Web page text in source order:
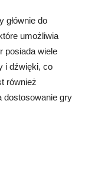
głównie do
umożliwia
posiada wiele
i dźwięki, co
również
dostosowanie gry